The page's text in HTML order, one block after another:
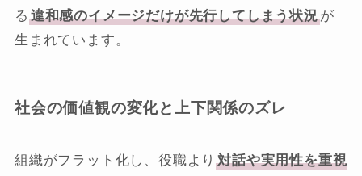
る 違和感のイメージだけが先行してしまう状況が
生まれています。
社会の価値観の変化と上下関係のズレ
組織がフラット化し、役職より対話や実用性を重視